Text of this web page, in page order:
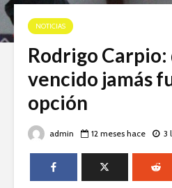
NOTICIAS
Rodrigo
vencido jamás
opción
admin 12 meses hace 3